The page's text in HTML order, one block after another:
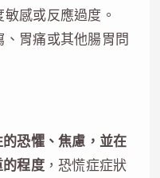
感或反應過度。
胃痛或其他腸胃問
恐懼、焦慮，並在
程度，恐慌症症狀